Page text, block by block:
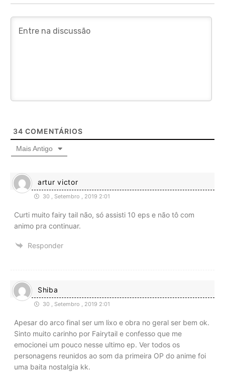
34 COMENTÁRIOS
Mais Antigo
artur victor
30 , Setembro , 2019 2:01
Curti muito fairy tail não, só assisti 10 eps e não tô com
animo pra continuar.
Responder
Shiba
30 , Setembro , 2019 2:01
Apesar do arco final ser um lixo e obra no geral ser bem ok.
Sinto muito carinho por Fairytail e confesso que me
emocionei um pouco nesse ultimo ep. Ver todos os
personagens reunidos ao som da primeira OP do anime foi
uma baita nostalgia kk.